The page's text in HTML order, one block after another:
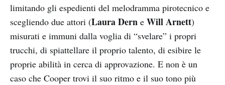
limitando gli espedienti del melodramma pirotecnico e
scegliendo due attori (Laura Dern e Will Arnett)
misurati e immuni dalla voglia di “svelare” i propri
trucchi, di spiattellare il proprio talento, di esibire le
proprie abilità in cerca di approvazione. E non è un
caso che Cooper trovi il suo ritmo e il suo tono più